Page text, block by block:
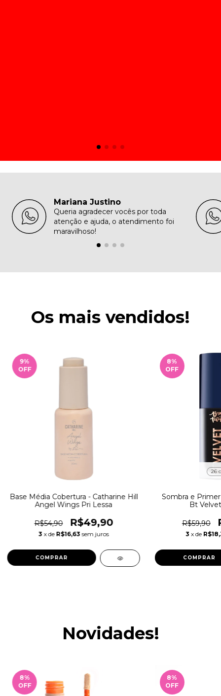
Mariana Justino
Queria agradecer vocês por toda
atenção e ajuda, o atendimento foi
maravilhoso!
Os mais vendidos!
9%
OFF
Base Média Cobertura - Catharine Hill
Angel Wings Pri Lessa
R$54,90 R$49,90
3 x de R$16,63 sem juros
COMPRAR
8%
OFF
26
Sombra e
Bt
R$59,90
3 x de
COMPRAR
Novidades!
8%
OFF
8%
OFF